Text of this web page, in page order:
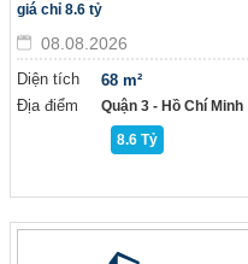
giá chỉ 8.6 tỷ
08.08.2026
Diện tích
Địa điểm
68 m²
Quận 3 - Hồ Chí Minh
8.6 Tỷ